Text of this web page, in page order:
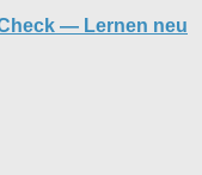
— Lernen neu